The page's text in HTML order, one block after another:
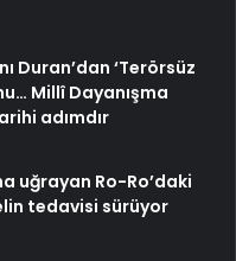
Duran’dan ‘Terörsüz
Millî Dayanışma
adımdır
uğrayan Ro-Ro’daki
tedavisi sürüyor